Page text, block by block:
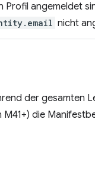
Profil angemeldet
nicht
der gesamten
die